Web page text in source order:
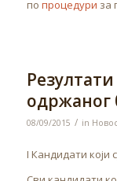
по процедури за
одржаног
08/09/2015 / in
I Кандидати који